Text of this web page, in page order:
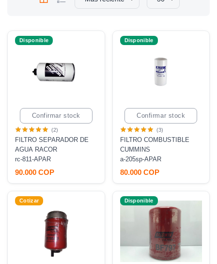
Confirmar stock
Disponible
(2)
FILTRO SEPARADOR DE
AGUA RACOR
rc-811-APAR
90.000 COP
Confirmar stock
Disponible
(3)
FILTRO COMBUSTIBLE
CUMMINS
a-205sp-APAR
80.000 COP
Cotizar Disponible